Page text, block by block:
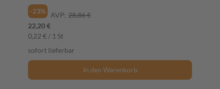
-23%
AVP: 28,86 €
22,20 €
0,22 € / 1 St
sofort lieferbar
In den Warenkorb